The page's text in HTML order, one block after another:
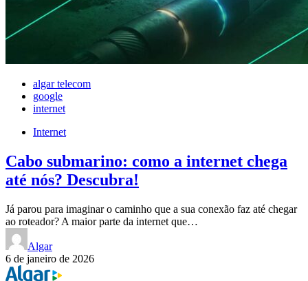
algar telecom
google
internet
Internet
Cabo submarino: como a internet chega
até nós? Descubra!
Já parou para imaginar o caminho que a sua conexão faz até chegar
ao roteador? A maior parte da internet que…
Algar
6 de janeiro de 2026